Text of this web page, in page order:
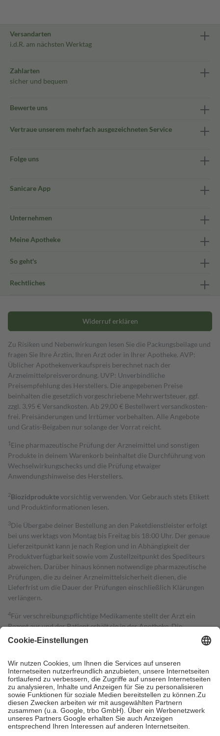
Versandarten
i.d.R. am nächsten Werktag
Zahlarten
sicher und bequem
Bewerte uns
Vertraue unserem mehrfach ausgezeichneten Service
Folge uns
Sanicare App
Unternehmen
Meine Apotheke
So geht's
Rechtliches
Widerruf erklären
Zu Risiken und Nebenwirkungen lesen Sie die Packungsbeilage und
fragen Sie Ihre Ärztin, Ihren Arzt oder in Ihrer Apotheke. AVP:
Üblicher Apothekenverkaufspreis berechnet nach der
Arzneimittelpreisverordnung. UVP: Unverbindliche
Preisempfehlung des Herstellers. Die angegebenen Preise
beinhalten die gesetzlich vorgeschriebene Mehrwertsteuer, ggf.
zzgl. 3,95 € Versandkosten. Ab 29,00 € Bestell­wert versand­kosten­
frei. Preisänderungen und Irrtümer vorbehalten. Alle Angebote
und Gratis-Beigaben nur solange der Vorrat reicht.
1 Eine pharmazeutische Prüfung der Arzneimittel und sonstigen
Produkte in deinem Warenkorb beinhaltet die Durchführung von
Wechselwirkungschecks und die Prüfung etwaiger
Anwendungshinweise des Herstellers.
2Biozidproduktevorsichtig verwenden. Vor Gebrauch stets Etikett
und Produktinformationen lesen.
3Die Übergabe deiner Bestellung an den Paketdienstleister erfolgt
bei uns werktags von Montag bis Freitag bis 18:00 Uhr. Der genaue
Lieferzeitpunkt kann je nach Region und in Abhängigkeit der
Produktverfügbarkeit sowie vom Zustellzeitpunkt des Spediteurs
abweichen. Darüber hinaus können notwendige pharmazeutische
Prüfungen, die zu deiner Arzneimittelsicherheit dienen, die
Lieferfrist um die Dauer der Prüfungen einschließlich Klärungen
verlängern.
4Für verschreibungspflichtige Medikamente stellt der Arzt ein
Rezept aus und der Patient erhält sie in der Apotheke. Die
gesetzliche Krankenversicherung übernimmt in der Regel die
Kosten dafür, der Versicherte trägt einen Teil davon als Zuzahlung
Grundsätzlich leisten Mitglieder Zuzahlungen in Höhe von zehn
Prozent des Abgabepreises,mindestens jedochfünf Euround
höchstens zehn Euro.Es sind jedoch nie mehr als die tatsächlichen
Kosten der Leistung zu entrichten.
Diese Regeln gelten grundsätzlich auch für Online-Apotheken.
Bei Heilmitteln und häuslicher Krankenpflege beträgt die
Zuzahlung zehn Prozent der Kosten sowie zehn Euro je